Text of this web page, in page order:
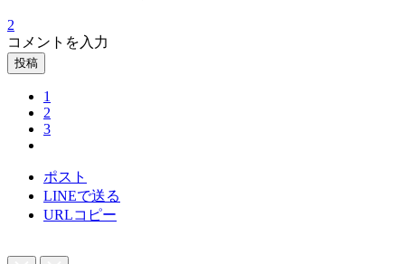
2
コメントを入力
投稿
1
2
3
ポスト
LINEで送る
URLコピー